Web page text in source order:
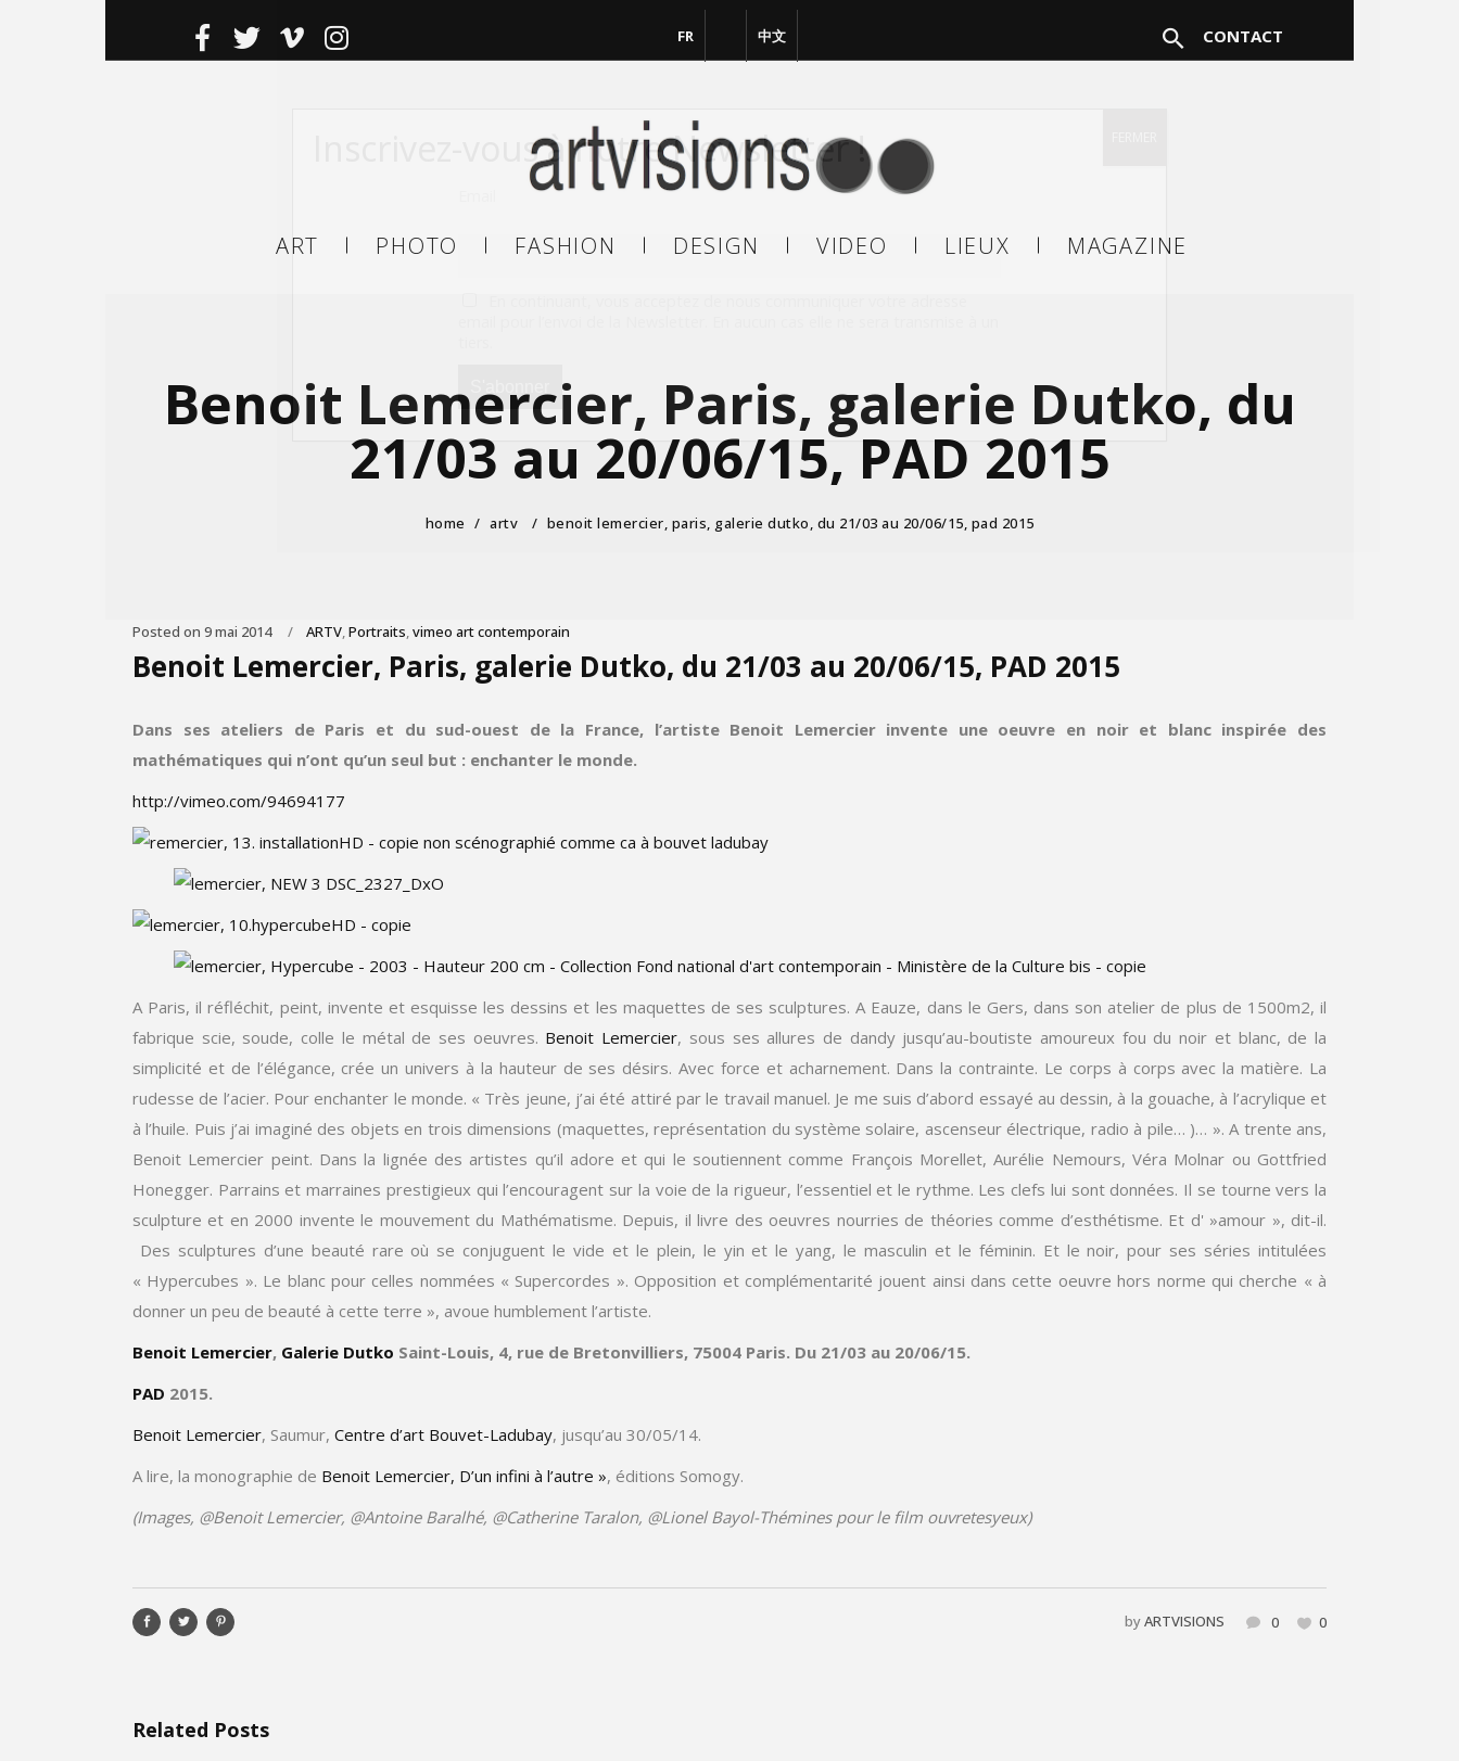
FR 中文 CONTACT
ART PHOTO FASHION DESIGN VIDEO LIEUX MAGAZINE
Benoit Lemercier, Paris, galerie Dutko, du
21/03 au 20/06/15, PAD 2015
home / artv / benoit lemercier, paris, galerie dutko, du 21/03 au 20/06/15, pad 2015
Posted on 9 mai 2014 ARTV,Portraits,vimeo art contemporain
Benoit Lemercier, Paris, galerie Dutko, du 21/03 au 20/06/15, PAD 2015
Dans ses ateliers de Paris et du sud-ouest de la France, l’artiste Benoit Lemercier invente une oeuvre en noir et blanc inspirée des
mathématiques qui n’ont qu’un seul but : enchanter le monde.
http://vimeo.com/94694177
A Paris, il réfléchit, peint, invente et esquisse les dessins et les maquettes de ses sculptures. A Eauze, dans le Gers, dans son atelier de plus de 1500m2, il
fabrique scie, soude, colle le métal de ses oeuvres. Benoit Lemercier, sous ses allures de dandy jusqu’au-boutiste amoureux fou du noir et blanc, de la
simplicité et de l’élégance, crée un univers à la hauteur de ses désirs. Avec force et acharnement. Dans la contrainte. Le corps à corps avec la matière. La
rudesse de l’acier. Pour enchanter le monde. « Très jeune, j’ai été attiré par le travail manuel. Je me suis d’abord essayé au dessin, à la gouache, à l’acrylique et
à l’huile. Puis j’ai imaginé des objets en trois dimensions (maquettes, représentation du système solaire, ascenseur électrique, radio à pile… )… ». A trente ans,
Benoit Lemercier peint. Dans la lignée des artistes qu’il adore et qui le soutiennent comme François Morellet, Aurélie Nemours, Véra Molnar ou Gottfried
Honegger. Parrains et marraines prestigieux qui l’encouragent sur la voie de la rigueur, l’essentiel et le rythme. Les clefs lui sont données. Il se tourne vers la
sculpture et en 2000 invente le mouvement du Mathématisme. Depuis, il livre des oeuvres nourries de théories comme d’esthétisme. Et d' »amour », dit-il.
Des sculptures d’une beauté rare où se conjuguent le vide et le plein, le yin et le yang, le masculin et le féminin. Et le noir, pour ses séries intitulées
« Hypercubes ». Le blanc pour celles nommées « Supercordes ». Opposition et complémentarité jouent ainsi dans cette oeuvre hors norme qui cherche « à
donner un peu de beauté à cette terre », avoue humblement l’artiste.
Benoit Lemercier, Galerie Dutko Saint-Louis, 4, rue de Bretonvilliers, 75004 Paris. Du 21/03 au 20/06/15.
PAD 2015.
Benoit Lemercier, Saumur, Centre d’art Bouvet-Ladubay, jusqu’au 30/05/14.
A lire, la monographie de Benoit Lemercier, D’un infini à l’autre », éditions Somogy.
(Images, @Benoit Lemercier, @Antoine Baralhé, @Catherine Taralon, @Lionel Bayol-Thémines pour le film ouvretesyeux)
byARTVISIONS 0 0
Related Posts
Inscrivez-vous à notre Newsletter !